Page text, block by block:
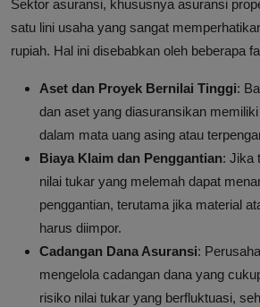
Sektor asuransi, khususnya asuransi
satu lini usaha yang sangat
rupiah. Hal ini disebabkan oleh beberapa
Aset dan Proyek Bernilai Tinggi:
dan aset yang diasuransikan
dalam mata uang asing atau
Biaya Klaim dan Penggantian: Jika
nilai tukar yang melemah dapat
penggantian, terutama jika material
harus diimpor.
Cadangan Dana Asuransi:
mengelola cadangan dana yang
risiko nilai tukar yang berfluktuasi,